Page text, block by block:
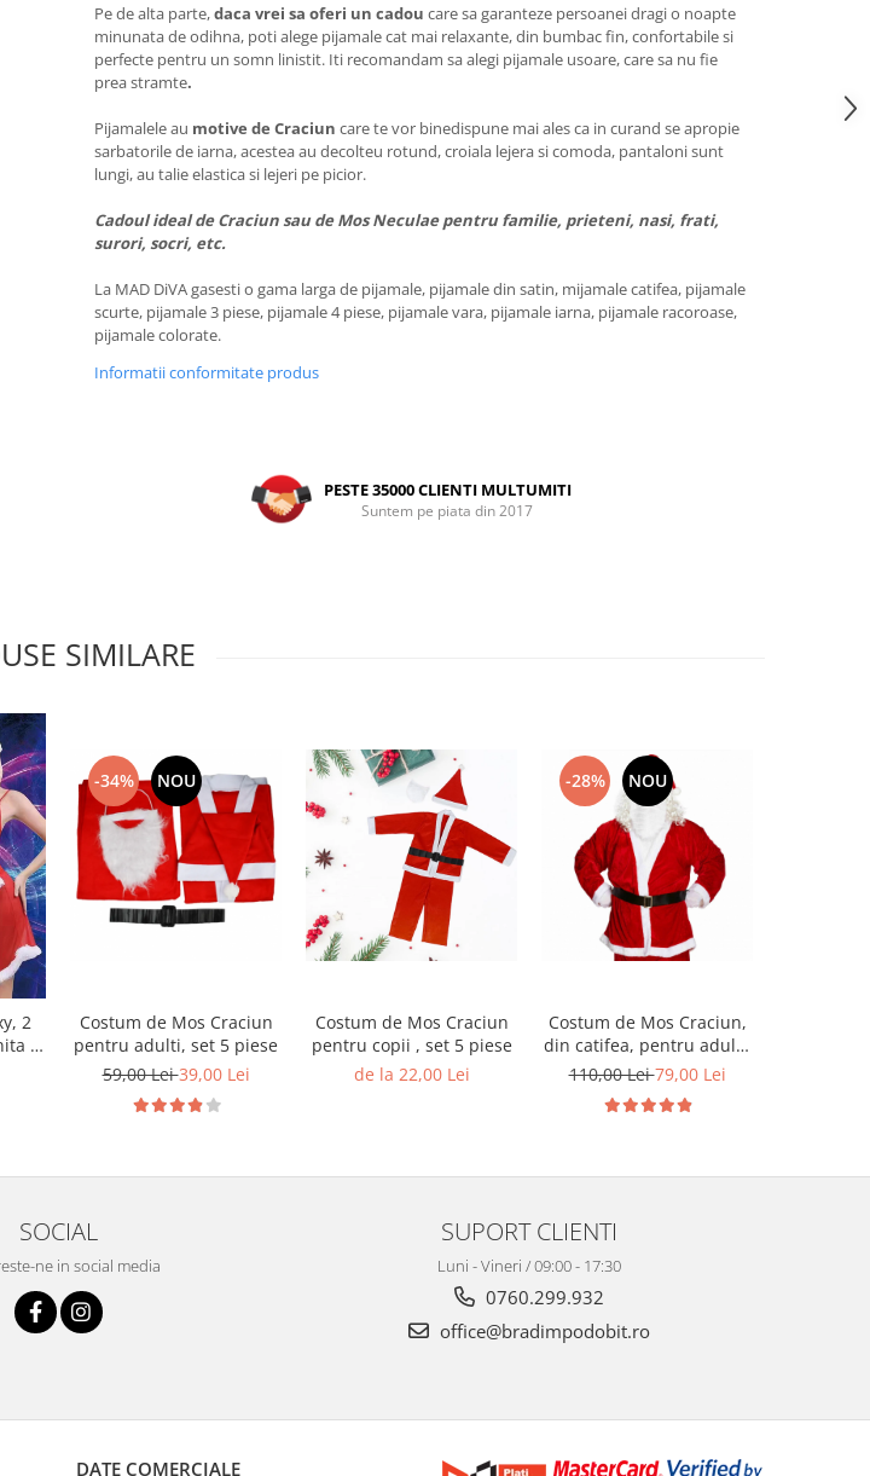
Pe de alta parte,daca vrei sa oferi un cadou care sa garanteze persoanei dragi o noapte
minunata de odihna, poti alege pijamale cat mai relaxante, din bumbac fin, confortabile si
perfecte pentru un somn linistit. Iti recomandam sa alegi pijamale usoare, care sa nu fie
prea stramte.
Pijamalele au motive de Craciun care te vor binedispune mai ales ca in curand se apropie
sarbatorile de iarna, acestea au decolteu rotund, croiala lejera si comoda, pantaloni sunt
lungi, au talie elastica si lejeri pe picior.
Cadoul ideal de Craciun sau de Mos Neculae pentru familie, prieteni, nasi, frati,
surori, socri, etc.
La MAD DiVA gasesti o gama larga de pijamale, pijamale din satin, mijamale catifea, pijamale
scurte, pijamale 3 piese, pijamale 4 piese, pijamale vara, pijamale iarna, pijamale racoroase,
pijamale colorate.
Informatii conformitate produs
PESTE 35000 CLIENTI MULTUMITI
Suntem pe piata din 2017
SIMILARE
2
si
-34% NOU
Costum de Mos Craciun
pentru adulti, set 5 piese
59,00 Lei39,00 Lei
Costum de Mos Craciun
pentru copii , set 5 piese
de la 22,00 Lei
-28% NOU
Costum de Mos Craciun,
din catifea, pentru adulti,
set 5 piese
110,00 Lei79,00 Lei
SOCIAL
ne in social media
SUPORT CLIENTI
Luni - Vineri / 09:00 - 17:30
0760.299.932
office@bradimpodobit.ro
DATE COMERCIALE